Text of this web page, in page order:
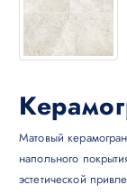
Матовый
напольного
эстетической